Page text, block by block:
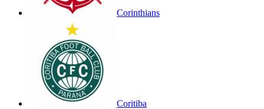
Corinthians
Coritiba